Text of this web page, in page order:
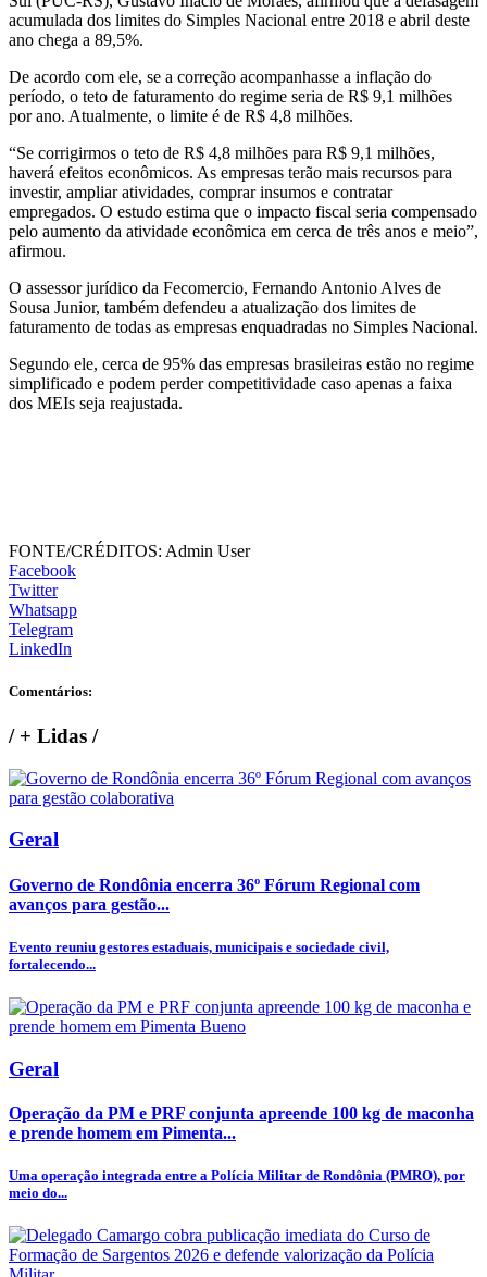
acumulada dos limites do Simples Nacional entre 2018 e abril deste
ano chega a 89,5%.
De acordo com ele, se a correção acompanhasse a inflação do
período, o teto de faturamento do regime seria de R$ 9,1 milhões
por ano. Atualmente, o limite é de R$ 4,8 milhões.
“Se corrigirmos o teto de R$ 4,8 milhões para R$ 9,1 milhões,
haverá efeitos econômicos. As empresas terão mais recursos para
investir, ampliar atividades, comprar insumos e contratar
empregados. O estudo estima que o impacto fiscal seria compensado
pelo aumento da atividade econômica em cerca de três anos e meio”,
afirmou.
O assessor jurídico da Fecomercio, Fernando Antonio Alves de
Sousa Junior, também defendeu a atualização dos limites de
faturamento de todas as empresas enquadradas no Simples Nacional.
Segundo ele, cerca de 95% das empresas brasileiras estão no regime
simplificado e podem perder competitividade caso apenas a faixa
dos MEIs seja reajustada.
FONTE/CRÉDITOS: Admin User
Facebook
Twitter
Whatsapp
Telegram
LinkedIn
Comentários:
/+ Lidas /
Geral
Governo de Rondônia encerra 36º Fórum Regional com
avanços para gestão...
Evento reuniu gestores estaduais, municipais e sociedade civil,
fortalecendo...
Geral
Operação da PM e PRF conjunta apreende 100 kg de maconha
e prende homem em Pimenta...
Uma operação integrada entre a Polícia Militar de Rondônia (PMRO), por
meio do...